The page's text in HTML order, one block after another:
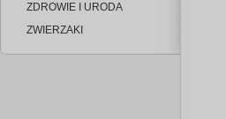
ZDROWIE I URODA
ZWIERZAKI